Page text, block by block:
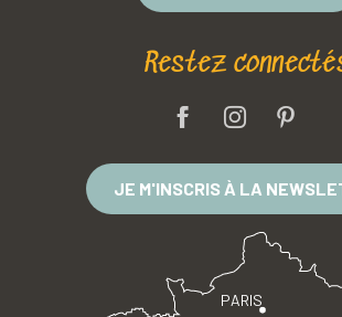
Restez
JE M'INSCRIS À LA
PARIS